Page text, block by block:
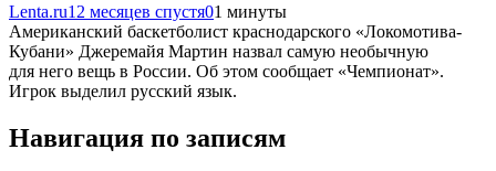
Lenta.ru12 месяцев спустя01 минуты
Американский баскетболист краснодарского «Локомотива-
Кубани» Джеремайя Мартин назвал самую необычную
для него вещь в России. Об этом сообщает «Чемпионат».
Игрок выделил русский язык.
Навигация по записям